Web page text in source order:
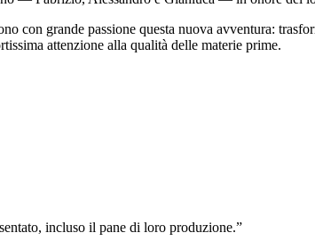
con grande passione questa nuova avventura:
attenzione alla qualità delle materie prime.
incluso il pane di loro produzione.”